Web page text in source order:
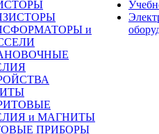
и
и МАГНИТЫ
ПРИБОРЫ